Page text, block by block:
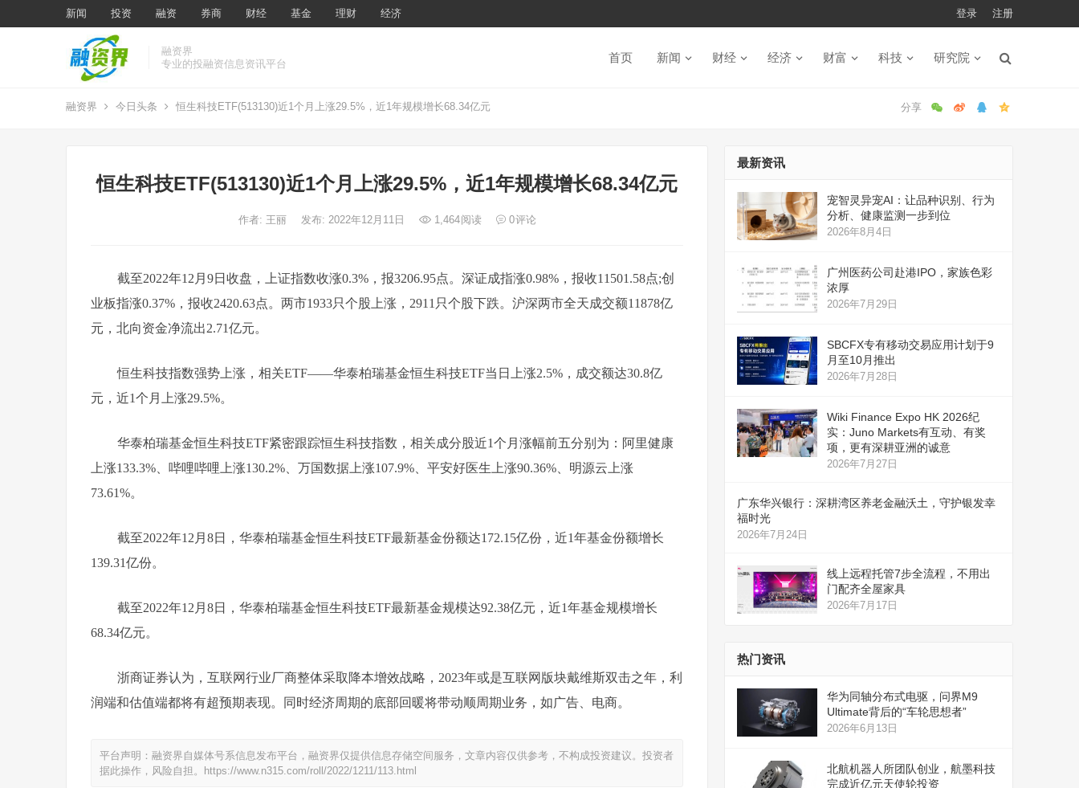
新闻 投资 融资 券商 财经 基金 理财 经济 登录 注册
融资界
专业的投融资信息资讯平台
首页 新闻 财经 经济 财富 科技 研究院
融资界 今日头条 恒生科技ETF(513130)近1个月上涨29.5%，近1年规模增长68.34亿元
恒生科技ETF(513130)近1个月上涨29.5%，近1年规模增长68.34亿元
作者: 王丽 发布: 2022年12月11日 1,464阅读 0评论
截至2022年12月9日收盘，上证指数收涨0.3%，报3206.95点。深证成指涨0.98%，报收11501.58点;创
业板指涨0.37%，报收2420.63点。两市1933只个股上涨，2911只个股下跌。沪深两市全天成交额11878亿
元，北向资金净流出2.71亿元。
恒生科技指数强势上涨，相关ETF——华泰柏瑞基金恒生科技ETF当日上涨2.5%，成交额达30.8亿
元，近1个月上涨29.5%。
华泰柏瑞基金恒生科技ETF紧密跟踪恒生科技指数，相关成分股近1个月涨幅前五分别为： 阿里健康
上涨133.3%、 哔哩哔哩 上涨130.2%、 万国数据 上涨107.9%、平安好医生上涨90.36%、 明源云 上涨
73.61%。
截至2022年12月8日，华泰柏瑞基金恒生科技ETF最新基金份额达172.15亿份，近1年基金份额增长
139.31亿份。
截至2022年12月8日，华泰柏瑞基金恒生科技ETF最新基金规模达92.38亿元，近1年基金规模增长
68.34亿元。
浙商证券认为，互联网行业厂商整体采取降本增效战略，2023年或是互联网版块戴维斯双击之年，利
润端和估值端都将有超预期表现。同时经济周期的底部回暖将带动顺周期业务，如广告、电商。
平台声明：融资界自媒体号系信息发布平台，融资界仅提供信息存储空间服务，文章内容仅供参考，不构成投资建议。投资者
据此操作，风险自担。
https://www.n315.com/roll/2022/1211/113.html
最新资讯
宠智灵异宠AI：让品种识别、行为
分析、健康监测一步到位
2026年8月4日
广州医药公司赴港IPO，家族色彩
浓厚
2026年7月29日
SBCFX专有移动交易应用计划于9
月至10月推出
2026年7月28日
Wiki Finance Expo HK 2026纪
实：Juno Markets有互动、有奖
项，更有深耕亚洲的诚意
2026年7月27日
广东华兴银行：深耕湾区养老金融沃土，守护银发幸
福时光
2026年7月24日
线上远程托管7步全流程，不用出
门配齐全屋家具
2026年7月17日
热门资讯
华为同轴分布式电驱，问界M9
Ultimate背后的“车轮思想者”
2026年6月13日
北航机器人所团队创业，航墨科技
完成近亿元天使轮投资